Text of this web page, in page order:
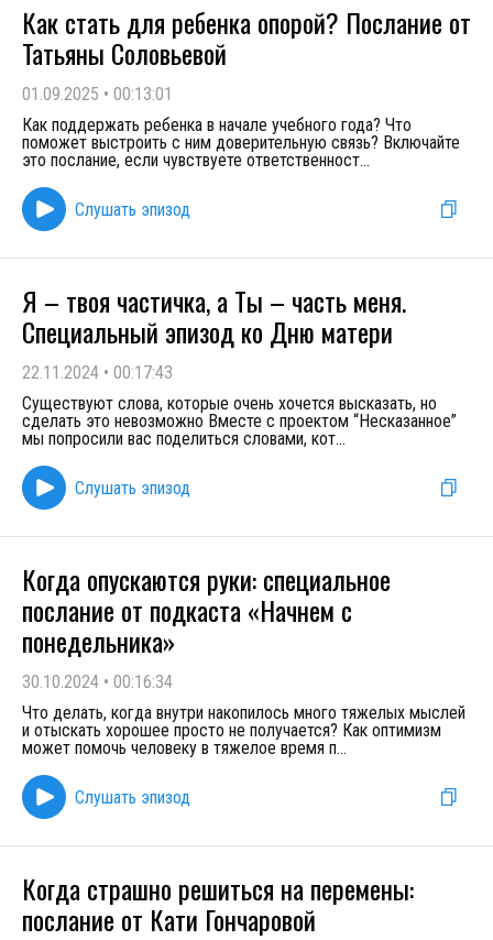
Как стать для ребенка опорой? Послание от
Татьяны Соловьевой
01.09.2025 • 00:13:01
Как поддержать ребенка в начале учебного года? Что
поможет выстроить с ним доверительную связь? Включайте
это послание, если чувствуете ответственност...
Слушать эпизод
Я – твоя частичка, а Ты – часть меня.
Специальный эпизод ко Дню матери
22.11.2024 • 00:17:43
Существуют слова, которые очень хочется высказать, но
сделать это невозможно Вместе с проектом “Несказанное”
мы попросили вас поделиться словами, кот...
Слушать эпизод
Когда опускаются руки: специальное
послание от подкаста «Начнем с
понедельника»
30.10.2024 • 00:16:34
Что делать, когда внутри накопилось много тяжелых мыслей
и отыскать хорошее просто не получается? Как оптимизм
может помочь человеку в тяжелое время п...
Слушать эпизод
Когда страшно решиться на перемены:
послание от Кати Гончаровой